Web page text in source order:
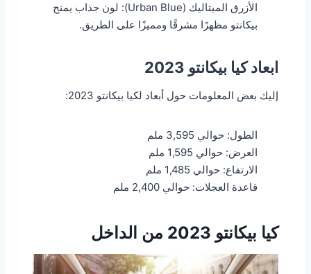
الأزرق الميتاليك (Urban Blue): لون جذاب يمنح
بيكانتو مظهرًا مشرقًا ومميزًا على الطريق.
ابعاد كيا بيكانتو 2023
إليك بعض المعلومات حول أبعاد لكيا بيكانتو 2023:
الطول: حوالي 3,595 ملم
العرض: حوالي 1,595 ملم
الارتفاع: حوالي 1,485 ملم
قاعدة العجلات: حوالي 2,400 ملم
كيا بيكانتو 2023 من الداخل